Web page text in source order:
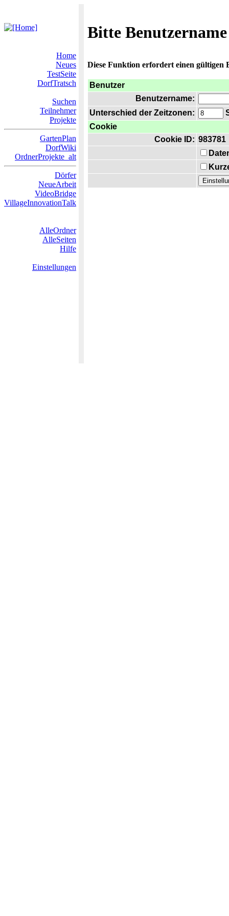
Bitte
Home
Neues
TestSeite
DorfTratsch
Suchen
Teilnehmer
Projekte
GartenPlan
DorfWiki
OrdnerProjekte_alt
Dörfer
NeueArbeit
VideoBridge
VillageInnovationTalk
AlleOrdner
AlleSeiten
Hilfe
Einstellungen
Diese Funktion erfordert einen gültigen
Benutzer
Benutzername:
Unterschied der Zeitzonen:
Cookie
Cookie ID: 983781